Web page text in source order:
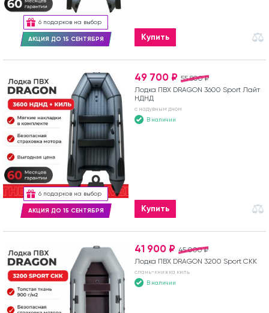
6 подарков на выбор
АКЦИЯ ДО 15 СЕНТЯБРЯ Купить
6 подарков на выбор
АКЦИЯ ДО 15 СЕНТЯБРЯ
55 800 ₽
49 700 ₽
Лодка ПВХ DRAGON 3600 Sport Лайт
НДНД
с надувным дном
В наличии
Купить
45 000 ₽
41 900 ₽
Лодка ПВХ DRAGON 3200 Sport СКК
слань-книжка киль
В наличии